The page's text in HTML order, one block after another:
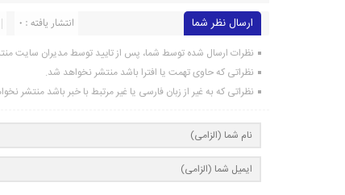
ارسال نظر شما انتشار یافته : 0
نظرات ارسال شده توسط شما، پس از تایید توسط مدیران سایت
نظراتی که حاوی تهمت یا افترا باشد منتشر نخواهد شد.
نظراتی که به غیر از زبان فارسی یا غیر مرتبط با خبر باشد منتشر